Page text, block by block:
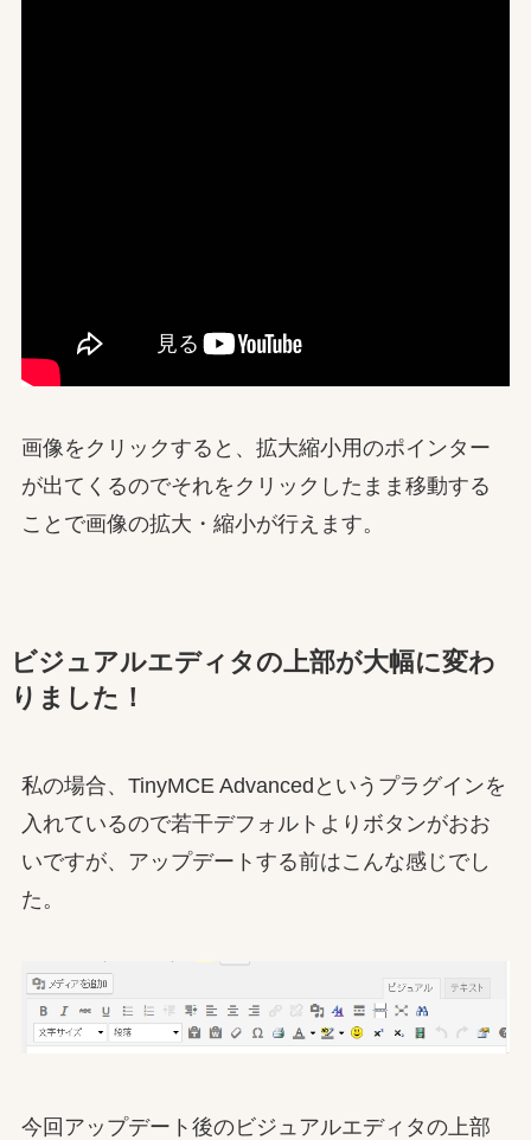
画像をクリックすると、拡大縮小用のポインター
が出てくるのでそれをクリックしたまま移動する
ことで画像の拡大・縮小が行えます。
ビジュアルエディタの上部が大幅に変わ
りました！
私の場合、TinyMCE Advancedというプラグインを
入れているので若干デフォルトよりボタンがおお
いですが、アップデートする前はこんな感じでし
た。
今回アップデート後のビジュアルエディタの上部